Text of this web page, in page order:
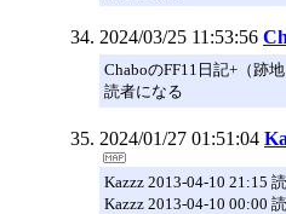
2024/03/25 11:53:56
ChaboのFF11日記+（跡地
読者になる
2024/01/27 01:51:04
Kazzz 2013-04-10 21:15
Kazzz 2013-04-10 00:00